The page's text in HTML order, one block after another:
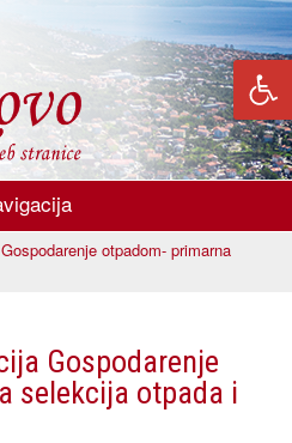
otpadom- primarna
Gospodarenje
selekcija otpada i